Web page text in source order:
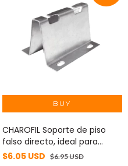
CHAROFIL Soporte de piso
falso directo, ideal para
llegada a Rack, con acabado
$6.05 USD $6.95 USD